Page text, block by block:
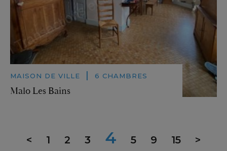
MAISON DE VILLE | 6 CHAMBRES
Malo Les Bains
< 1 2 3 4 5 9 15 >